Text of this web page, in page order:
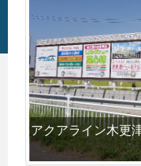
アクアライン木更